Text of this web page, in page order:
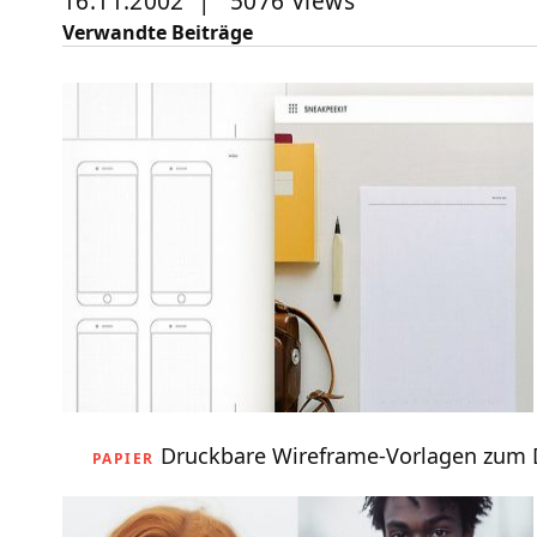
Verwandte Beiträge
PAPIER Druckbare Wireframe-Vorlagen zum